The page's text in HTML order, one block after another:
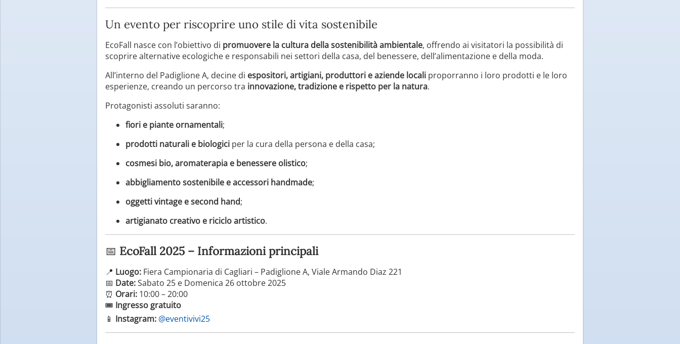
Un evento per riscoprire uno stile di vita sostenibile
EcoFall nasce con l’obiettivo di promuovere la cultura della sostenibilità ambientale, offrendo ai visitatori la possibilità di
scoprire alternative ecologiche e responsabili nei settori della casa, del benessere, dell’alimentazione e della moda.
All’interno del Padiglione A, decine di espositori, artigiani, produttori e aziende locali proporranno i loro prodotti e le loro
esperienze, creando un percorso tra innovazione, tradizione e rispetto per la natura.
Protagonisti assoluti saranno:
fiori e piante ornamentali;
prodotti naturali e biologici per la cura della persona e della casa;
cosmesi bio, aromaterapia e benessere olistico;
abbigliamento sostenibile e accessori handmade;
oggetti vintage e second hand;
artigianato creativo e riciclo artistico.
📅 EcoFall 2025 – Informazioni principali
📍 Luogo: Fiera Campionaria di Cagliari – Padiglione A, Viale Armando Diaz 221
📅 Date:Sabato 25 e Domenica 26 ottobre 2025
⏰ Orari: 10:00 – 20:00
🎟️ Ingresso gratuito
📱 Instagram: @eventivivi25